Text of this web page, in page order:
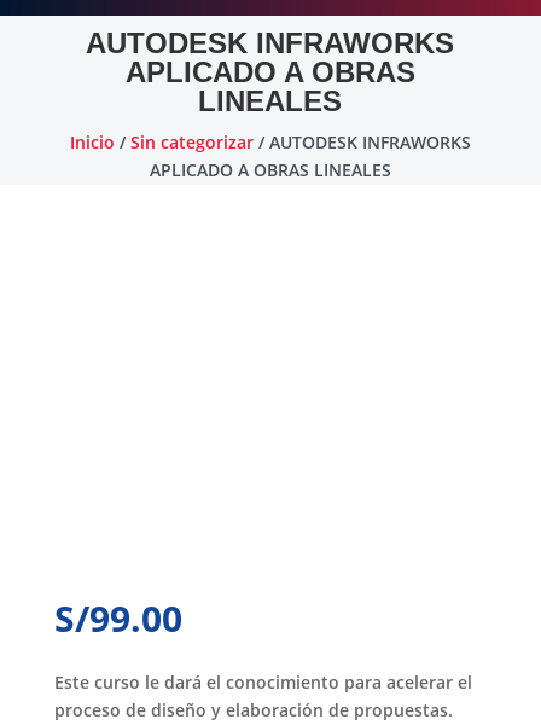
AUTODESK INFRAWORKS
APLICADO A OBRAS
LINEALES
Inicio /Sin categorizar/ AUTODESK INFRAWORKS
APLICADO A OBRAS LINEALES
S/99.00
Este curso le dará el conocimiento para acelerar el
proceso de diseño y elaboración de propuestas.